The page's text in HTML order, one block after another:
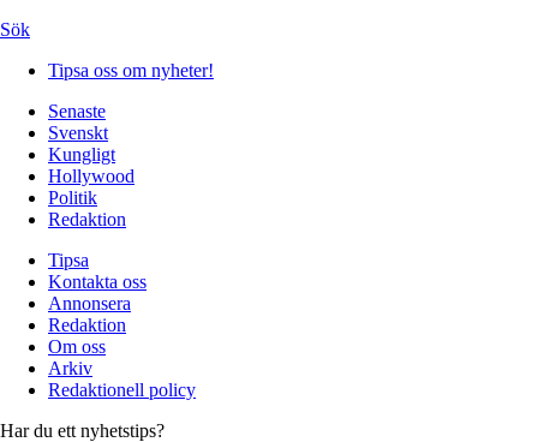
Sök
Tipsa oss om nyheter!
Senaste
Svenskt
Kungligt
Hollywood
Politik
Redaktion
Tipsa
Kontakta oss
Annonsera
Redaktion
Om oss
Arkiv
Redaktionell policy
Har du ett nyhetstips?